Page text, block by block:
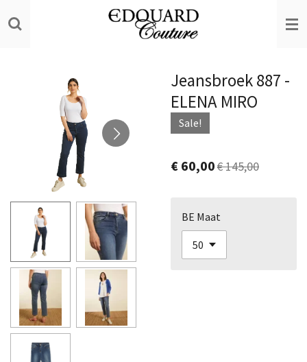
direct
hoofdinhoud
Jeansbroek 887 -
ELENA MIRO
Sale!
€ 60,00€ 145,00
BE Maat